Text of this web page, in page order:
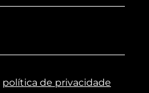
política de privacidade